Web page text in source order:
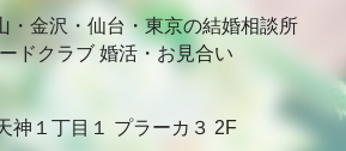
・金沢・仙台・東京の結婚相談所
ドクラブ 婚活・お見合い
神１丁目１ プラーカ３ 2F